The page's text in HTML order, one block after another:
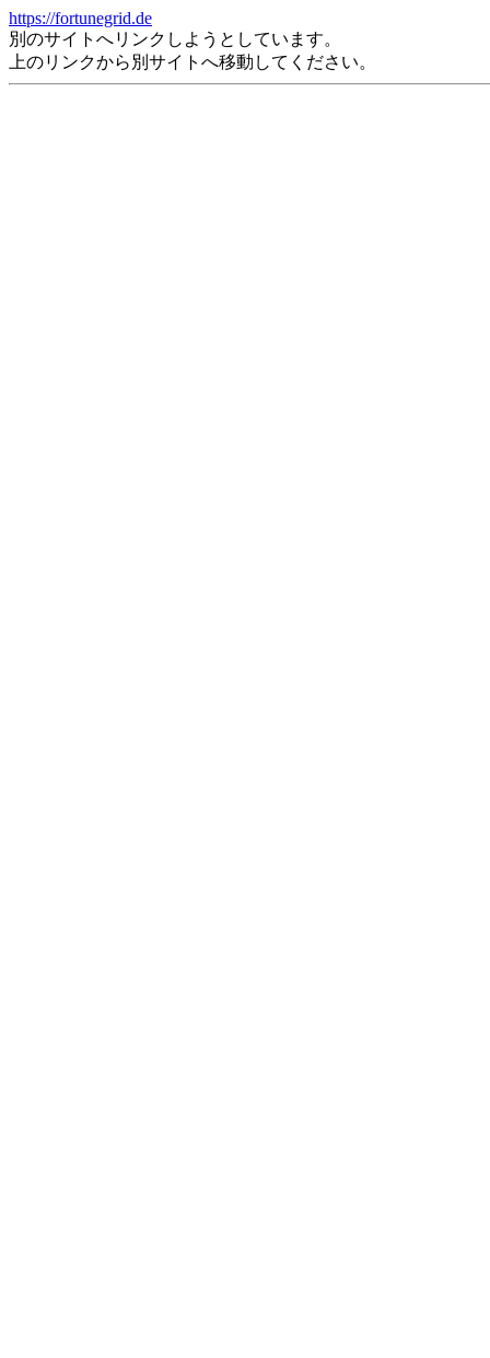
https://fortunegrid.de
別のサイトへリンクしようとしています。
上のリンクから別サイトへ移動してください。